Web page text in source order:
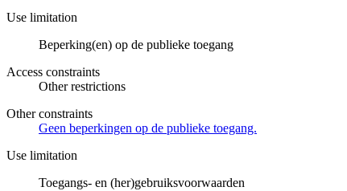
Use limitation
Beperking(en) op de publieke toegang
Access constraints
Other restrictions
Other constraints
Geen beperkingen op de publieke toegang.
Use limitation
Toegangs- en (her)gebruiksvoorwaarden